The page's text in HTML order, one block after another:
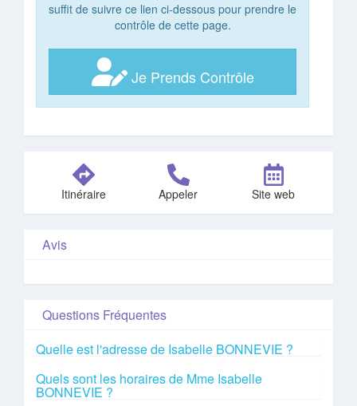
suffit de suivre ce lien ci-dessous pour prendre le
contrôle de cette page.
Je Prends Contrôle
Itinéraire Appeler Site web
Avis
Questions Fréquentes
Quelle est l'adresse de Isabelle BONNEVIE ?
Quels sont les horaires de Mme Isabelle
BONNEVIE ?